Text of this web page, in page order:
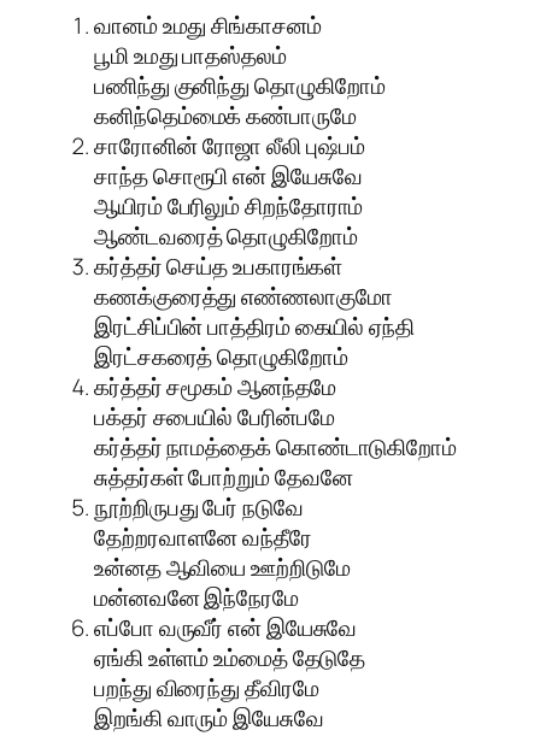
வானம் உமது சிங்காசனம்
பூமி உமது பாதஸ்தலம்
பணிந்து குனிந்து தொழுகிறோம்
கனிந்தெம்மைக் கண்பாருமே
சாரோனின் ரோஜா லீலி புஷ்பம்
சாந்த சொரூபி என் இயேசுவே
ஆயிரம் பேரிலும் சிறந்தோராம்
ஆண்டவரைத் தொழுகிறோம்
கர்த்தர் செய்த உபகாரங்கள்
கணக்குரைத்து எண்ணலாகுமோ
இரட்சிப்பின் பாத்திரம் கையில் ஏந்தி
இரட்சகரைத் தொழுகிறோம்
கர்த்தர் சமூகம் ஆனந்தமே
பக்தர் சபையில் பேரின்பமே
கர்த்தர் நாமத்தைக் கொண்டாடுகிறோம்
சுத்தர்கள் போற்றும் தேவனே
நூற்றிருபது பேர் நடுவே
தேற்றரவாளனே வந்தீரே
உன்னத ஆவியை ஊற்றிடுமே
மன்னவனே இந்நேரமே
எப்போ வருவீர் என் இயேசுவே
ஏங்கி உள்ளம் உம்மைத் தேடுதே
பறந்து விரைந்து தீவிரமே
இறங்கி வாரும் இயேசுவே